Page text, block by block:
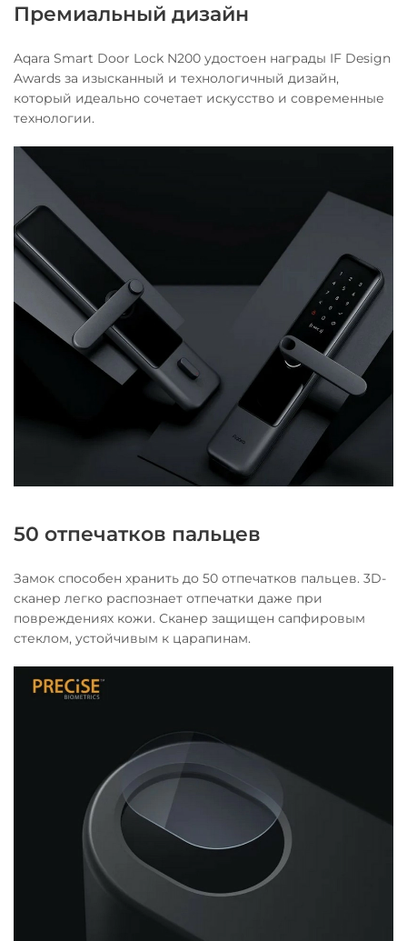
Премиальный дизайн
Aqara Smart Door Lock N200 удостоен награды IF Design
Awards за изысканный и технологичный дизайн,
который идеально сочетает искусство и современные
технологии.
50 отпечатков пальцев
Замок способен хранить до 50 отпечатков пальцев. 3D-
сканер легко распознает отпечатки даже при
повреждениях кожи. Сканер защищен сапфировым
стеклом, устойчивым к царапинам.